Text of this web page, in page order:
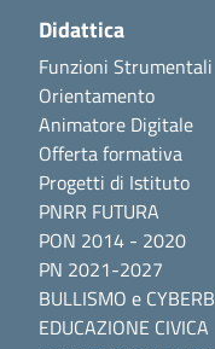
Didattica
Funzioni Strumentali
Orientamento
Animatore Digitale
Offerta formativa
Progetti di Istituto
PNRR FUTURA
PON 2014 - 2020
PN 2021-2027
BULLISMO e
EDUCAZIONE CIVICA